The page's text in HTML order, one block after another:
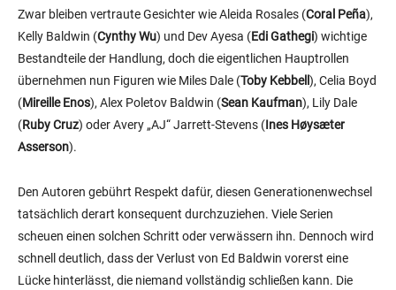
Zwar bleiben vertraute Gesichter wie Aleida Rosales (Coral Peña),
Kelly Baldwin (Cynthy Wu) und Dev Ayesa (Edi Gathegi) wichtige
Bestandteile der Handlung, doch die eigentlichen Hauptrollen
übernehmen nun Figuren wie Miles Dale (Toby Kebbell ), Celia Boyd
(Mireille Enos), Alex Poletov Baldwin (Sean Kaufman), Lily Dale
(Ruby Cruz) oder Avery „AJ“ Jarrett-Stevens (Ines Høysæter
Asserson).
Den Autoren gebührt Respekt dafür, diesen Generationenwechsel
tatsächlich derart konsequent durchzuziehen. Viele Serien
scheuen einen solchen Schritt oder verwässern ihn. Dennoch wird
schnell deutlich, dass der Verlust von Ed Baldwin vorerst eine
Lücke hinterlässt, die niemand vollständig schließen kann. Die